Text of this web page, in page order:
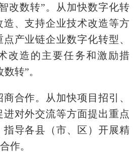
数转”。 从加快数字化转
、支持企业技术改造等方
产业链企业数字化转型、
改造的主要任务和激励措
转”。
合作。 从加快项目招引、
对外交流等方面提出重点
导各县（市、区）开展精
作。